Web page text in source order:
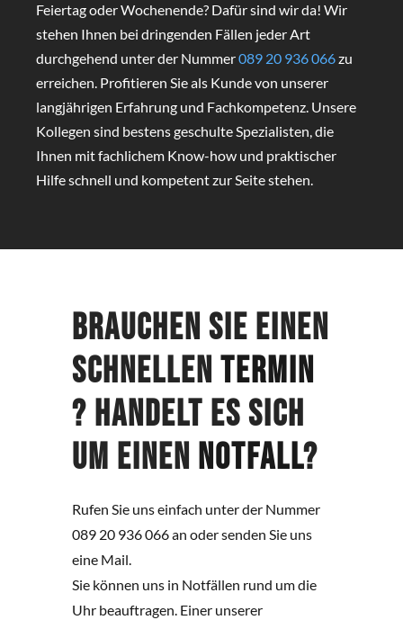
Feiertag oder Wochenende? Dafür sind wir da! Wir
stehen Ihnen bei dringenden Fällen jeder Art
durchgehend unter der Nummer089 20 936 066zu
erreichen. Profitieren Sie als Kunde von unserer
langjährigen Erfahrung und Fachkompetenz. Unsere
Kollegen sind bestens geschulte Spezialisten, die
Ihnen mit fachlichem Know-how und praktischer
Hilfe schnell und kompetent zur Seite stehen.
Brauchen Sie einen
schnellen Termin
? Handelt es sich
um einen Notfall?
Rufen Sie uns einfach unter der Nummer
089 20 936 066 an oder senden Sie uns
eine Mail.
Sie können uns in Notfällen rund um die
Uhr beauftragen. Einer unserer